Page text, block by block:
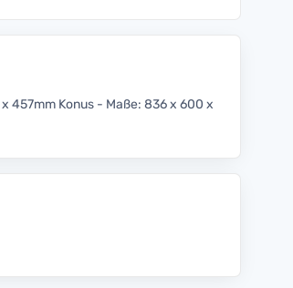
457mm Konus - Maße: 836 x 600 x